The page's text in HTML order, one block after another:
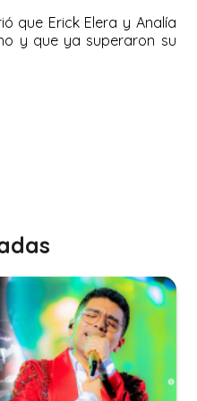
que Erick Elera y Analía
y que ya superaron su